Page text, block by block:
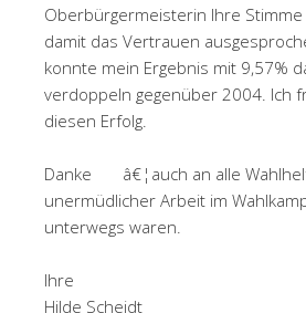
Oberbürgermeisterin Ihre
damit das Vertrauen
konnte mein Ergebnis mit 9,57%
verdoppeln gegenüber 2004. Ich
diesen Erfolg.
Danke â€¦auch an alle
unermüdlicher Arbeit im
unterwegs waren.
Ihre
Hilde Scheidt